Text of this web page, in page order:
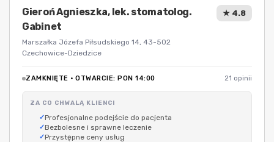
Gieroń Agnieszka, lek. stomatolog.
Gabinet
Marszałka Józefa Piłsudskiego 14, 43-502
Czechowice-Dziedzice
★ 4.8
ZAMKNIĘTE · OTWARCIE: PON 14:00 21 opinii
ZA CO CHWALĄ KLIENCI
Profesjonalne podejście do pacjenta
Bezbolesne i sprawne leczenie
Przystępne ceny usług